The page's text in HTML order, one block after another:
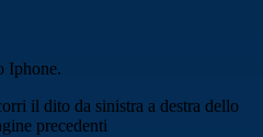
Iphone.
il dito da sinistra a destra dello
precedenti